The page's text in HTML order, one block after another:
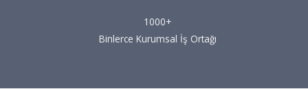
1000+
Binlerce Kurumsal İş Ortağı